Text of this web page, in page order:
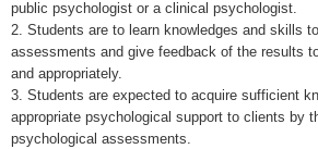
public psychologist or a clinical psychologist.
2. Students are to learn knowledges and skills
assessments and give feedback of the results
and appropriately.
3. Students are expected to acquire sufficient
appropriate psychological support to clients by
psychological assessments.